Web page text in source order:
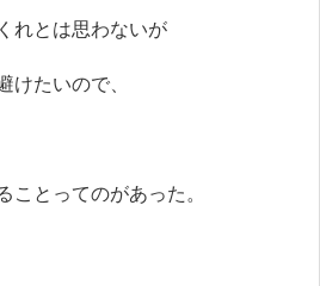
れとは思わないが
たいので、
とってのがあった。